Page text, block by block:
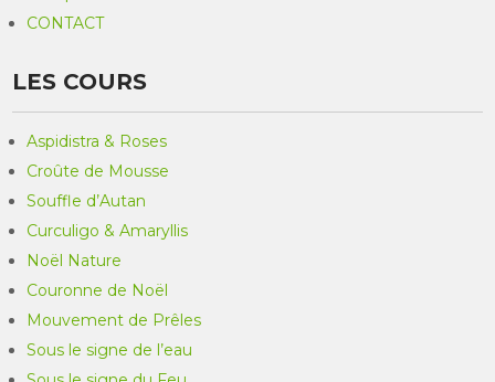
CONTACT
LES COURS
Aspidistra & Roses
Croûte de Mousse
Souffle d’Autan
Curculigo & Amaryllis
Noël Nature
Couronne de Noël
Mouvement de Prêles
Sous le signe de l’eau